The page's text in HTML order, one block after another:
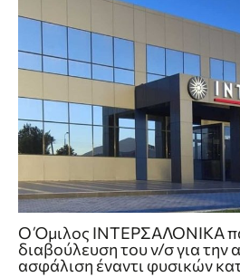
Ο Όμιλος ΙΝΤΕΡΣΑΛΟΝΙΚΑ
διαβούλευση του ν/σ για την
ασφάλιση έναντι φυσικών